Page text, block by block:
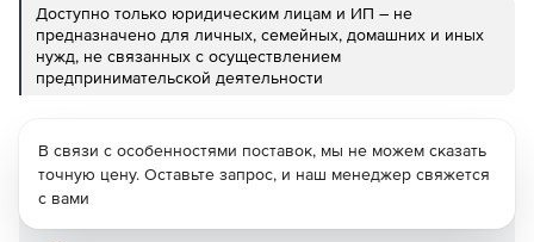
Доступно только юридическим лицам и ИП – не
предназначено для личных, семейных, домашних и иных
нужд, не связанных с осуществлением
предпринимательской деятельности
В связи с особенностями поставок, мы не можем сказать
точную цену. Оставьте запрос, и наш менеджер свяжется
с вами